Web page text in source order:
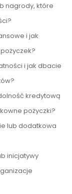
nagrody, które
i jak
i jak dbacie
kredytową
pożyczki?
lub dodatkowa
inicjatywy